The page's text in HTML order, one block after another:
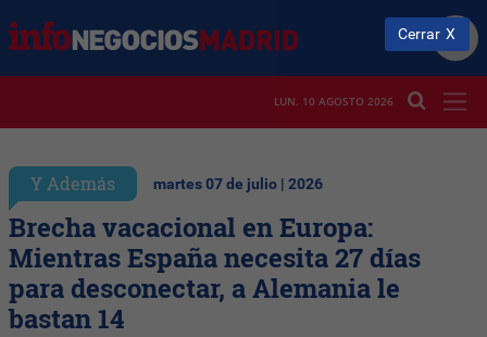
LUN. 10 AGOSTO 2026
Y Además martes 07 de julio | 2026
Brecha vacacional en Europa:
Mientras España necesita 27 días
para desconectar, a Alemania le
bastan 14
Cerrar